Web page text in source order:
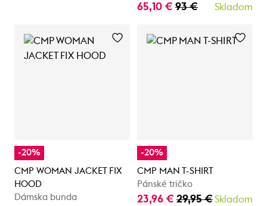
65,10 € 93 € Skladom
-20%
CMP WOMAN JACKET FIX
HOOD
Dámska bunda
-20%
CMP MAN T-SHIRT
Pánské tričko
23,96 € 29,95 €Skladom